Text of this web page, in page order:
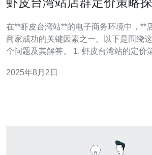
在**虾皮台湾站**的电子商务环境中，**
商家成功的关键因素之一。以下是围绕
个问题及其解答。 1. 虾皮台湾站的定价策略有哪些主要类
定价：根据竞争对手的价格来设定自己
2025年8月2日